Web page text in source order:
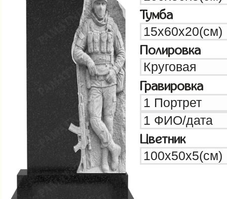
Тумба
Полировка
Гравировка
Цветник